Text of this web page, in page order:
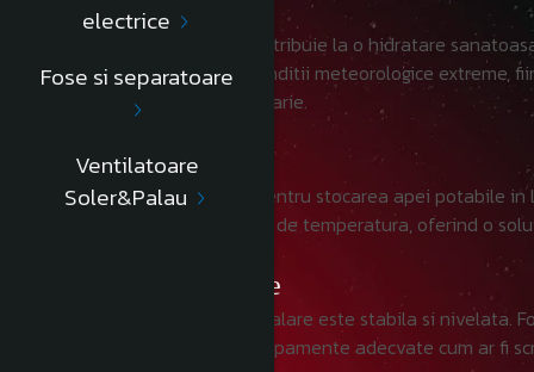
electrice
Fose si separatoare
Ventilatoare
Soler&Palau
Beneficii
Utilizarea rezervorului SPS contribuie la o hidratare
integritatea apei chiar si in conditii meteorologice
acestui produs in orice gospodarie.
Utilizare
Rezervorul SPS este perfect pentru stocarea apei potabile
utilizat in zone cu variatii mari de temperatura, oferind o
Instrucțiuni de folosire
Asigurati-va ca locatia de instalare este stabila si nivelata.
ancorare in combinatie cu echipamente adecvate cum ar fi